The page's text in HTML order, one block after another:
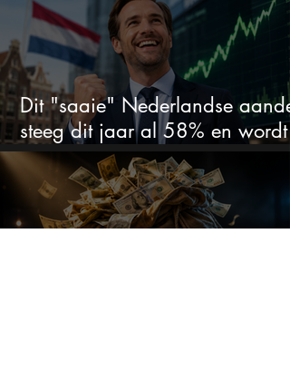
Dit "saaie" Nederlandse
steeg dit jaar al 58% en wordt
volgens analisten onderschat